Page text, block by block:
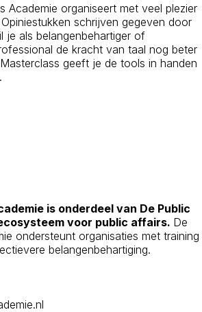
Academie organiseert met veel plezier
schrijven gegeven door
je als belangenbehartiger of
de kracht van taal nog beter
geeft je de tools in handen
is onderdeel van De Public
voor public affairs. De
ondersteunt organisaties met training
belangenbehartiging.